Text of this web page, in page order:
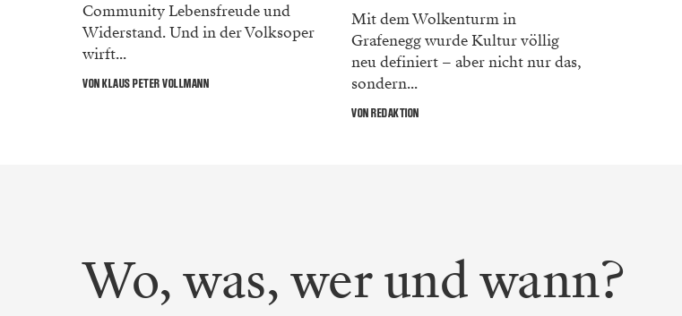
Community Lebensfreude und
Widerstand. Und in der Volksoper
wirft...
VON KLAUS PETER VOLLMANN
Mit dem Wolkenturm in
Grafenegg wurde Kultur völlig
neu definiert – aber nicht nur das,
sondern...
VON REDAKTION
Wo, was, wer und wann?